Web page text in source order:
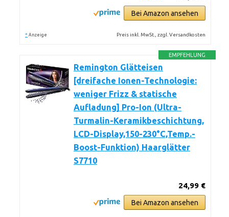
Bei Amazon ansehen
* Anzeige Preis inkl. MwSt., zzgl. Versandkosten
EMPFEHLUNG
Remington Glätteisen
[dreifache Ionen-Technologie:
weniger Frizz & statische
Aufladung] Pro-Ion (Ultra-
Turmalin-Keramikbeschichtung,
LCD-Display,150-230°C,Temp.-
Boost-Funktion) Haarglätter
S7710
24,99 €
Bei Amazon ansehen